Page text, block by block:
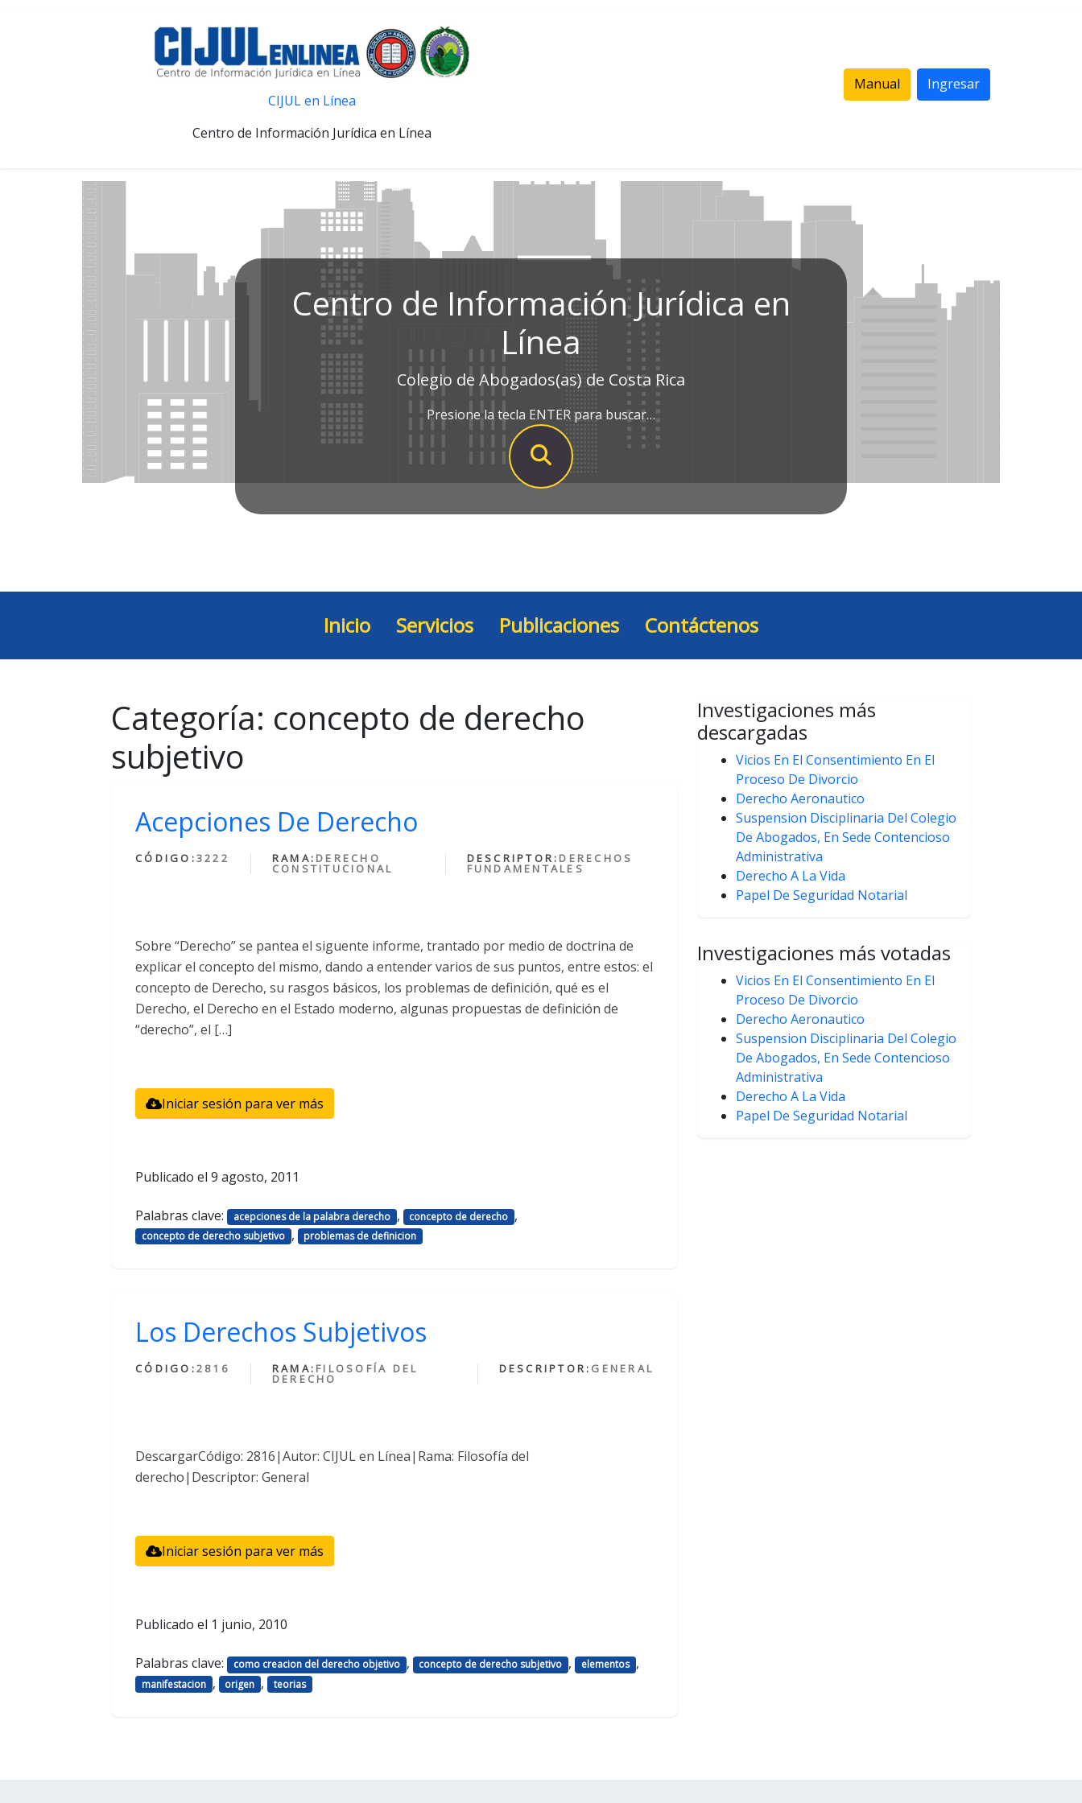
CIJUL en Línea
Centro de Información Jurídica en Línea
Manual Ingresar
Centro de Información Jurídica en
Línea
Colegio de Abogados(as) de Costa Rica
Presione la tecla ENTER para buscar…
Inicio Servicios Publicaciones Contáctenos
Categoría: concepto de derecho
subjetivo
Acepciones De Derecho
CÓDIGO:3222 RAMA: DERECHO
CONSTITUCIONAL
DESCRIPTOR: DERECHOS
FUNDAMENTALES
Sobre “Derecho” se pantea el siguente informe, trantado por medio de doctrina de
explicar el concepto del mismo, dando a entender varios de sus puntos, entre estos: el
concepto de Derecho, su rasgos básicos, los problemas de definición, qué es el
Derecho, el Derecho en el Estado moderno, algunas propuestas de definición de
“derecho”, el […]
Iniciar sesión para ver más
Publicado el 9 agosto, 2011
Palabras clave: acepciones de la palabra derecho , concepto de derecho ,
concepto de derecho subjetivo , problemas de definicion
Los Derechos Subjetivos
CÓDIGO:2816 RAMA: FILOSOFÍA DEL
DERECHO
DESCRIPTOR: GENERAL
DescargarCódigo: 2816|Autor: CIJUL en Línea|Rama: Filosofía del
derecho|Descriptor: General
Iniciar sesión para ver más
Publicado el 1 junio, 2010
Palabras clave: como creacion del derecho objetivo , concepto de derecho subjetivo , elementos ,
manifestacion , origen , teorias
Investigaciones más
descargadas
Vicios En El Consentimiento En El
Proceso De Divorcio
Derecho Aeronautico
Suspension Disciplinaria Del Colegio
De Abogados, En Sede Contencioso
Administrativa
Derecho A La Vida
Papel De Seguridad Notarial
Investigaciones más votadas
Vicios En El Consentimiento En El
Proceso De Divorcio
Derecho Aeronautico
Suspension Disciplinaria Del Colegio
De Abogados, En Sede Contencioso
Administrativa
Derecho A La Vida
Papel De Seguridad Notarial